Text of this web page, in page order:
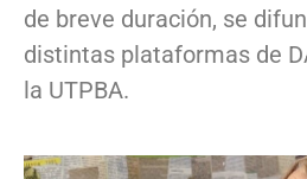
de breve duración, se
distintas plataformas de
la UTPBA.